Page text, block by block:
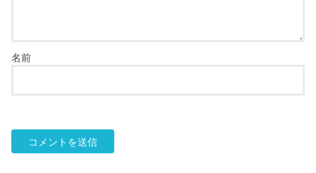
名前